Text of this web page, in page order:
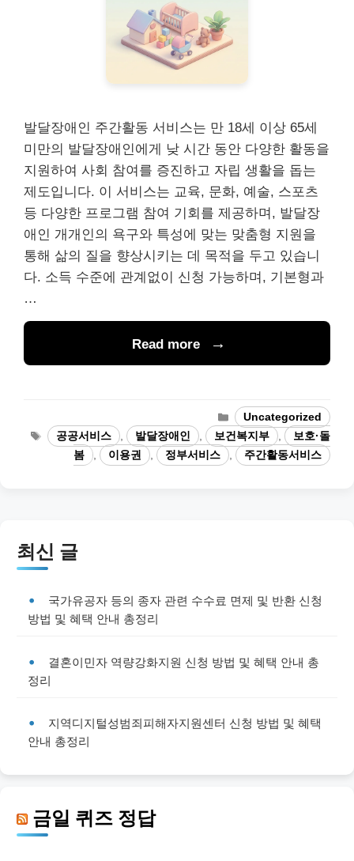
발달장애인 주간활동 서비스는 만 18세 이상 65세
미만의 발달장애인에게 낮 시간 동안 다양한 활동을
지원하여 사회 참여를 증진하고 자립 생활을 돕는
제도입니다. 이 서비스는 교육, 문화, 예술, 스포츠
등 다양한 프로그램 참여 기회를 제공하며, 발달장
애인 개개인의 욕구와 특성에 맞는 맞춤형 지원을
통해 삶의 질을 향상시키는 데 목적을 두고 있습니
다. 소득 수준에 관계없이 신청 가능하며, 기본형과
…
Read more
Categories
Uncategorized
Tags공공서비스 , 발달장애인 , 보건복지부 ,
보호·돌
봄
, 이용권 , 정부서비스 , 주간활동서비스
최신 글
국가유공자 등의 종자 관련 수수료 면제 및 반환 신청
방법 및 혜택 안내 총정리
결혼이민자 역량강화지원 신청 방법 및 혜택 안내 총
정리
지역디지털성범죄피해자지원센터 신청 방법 및 혜택
안내 총정리
금일 퀴즈 정답